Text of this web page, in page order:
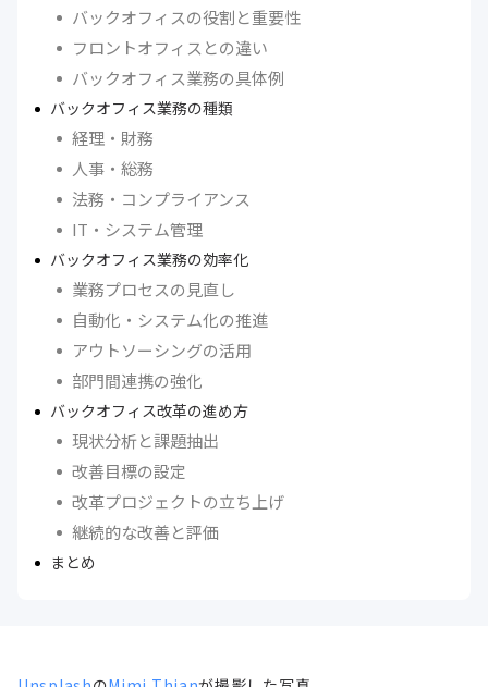
バックオフィスの役割と重要性
フロントオフィスとの違い
バックオフィス業務の具体例
バックオフィス業務の種類
経理・財務
人事・総務
法務・コンプライアンス
IT・システム管理
バックオフィス業務の効率化
業務プロセスの見直し
自動化・システム化の推進
アウトソーシングの活用
部門間連携の強化
バックオフィス改革の進め方
現状分析と課題抽出
改善目標の設定
改革プロジェクトの立ち上げ
継続的な改善と評価
まとめ